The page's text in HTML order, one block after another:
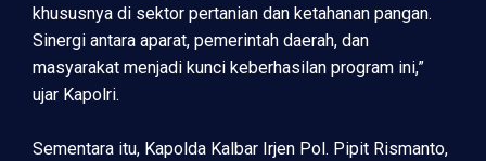
khususnya di sektor pertanian dan ketahanan pangan.
Sinergi antara aparat, pemerintah daerah, dan
masyarakat menjadi kunci keberhasilan program ini,”
ujar Kapolri.
Sementara itu, Kapolda Kalbar Irjen Pol. Pipit Rismanto,